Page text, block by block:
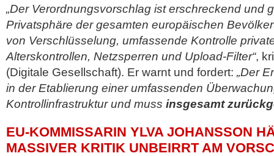
„Der Verordnungsvorschlag ist erschreckend und
Privatsphäre der gesamten europäischen
von Verschlüsselung, umfassende Kontrolle
Alterskontrollen, Netzsperren und Upload-Filter“,
(Digitale Gesellschaft). Er warnt und fordert: „Der
in der Etablierung einer umfassenden
Kontrollinfrastruktur und muss insgesamt
EU-KOMMISSARIN YLVA JOHANSSON
MASSIVER KRITIK UNBEIRRT AM